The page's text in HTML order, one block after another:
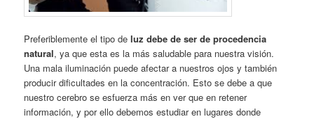
Preferiblemente el tipo deluz debe de ser de procedencia
natural, ya que esta es la más saludable para nuestra visión.
Una mala iluminación puede afectar a nuestros ojos y también
producir dificultades en la concentración. Esto se debe a que
nuestro cerebro se esfuerza más en ver que en retener
información, y por ello debemos estudiar en lugares donde